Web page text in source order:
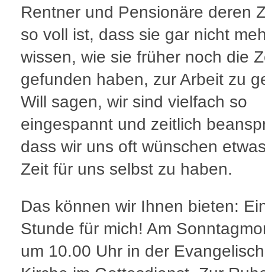
Rentner und Pensionäre deren
so voll ist, dass sie gar nicht
wissen, wie sie früher noch die
gefunden haben, zur Arbeit zu
Will sagen, wir sind vielfach so
eingespannt und zeitlich
dass wir uns oft wünschen
Zeit für uns selbst zu haben.
Das können wir Ihnen bieten:
Stunde für mich! Am
um 10.00 Uhr in der